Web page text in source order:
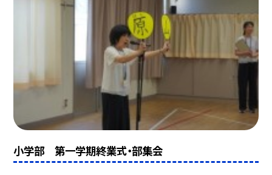
小学部 第一学期終業式・部集会